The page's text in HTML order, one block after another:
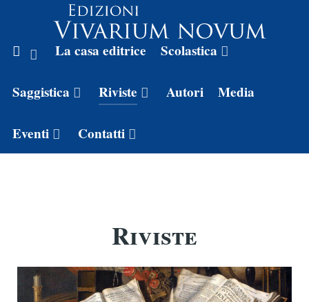
La casa editrice Scolastica
Saggistica Riviste Autori Media
Eventi Contatti
Riviste